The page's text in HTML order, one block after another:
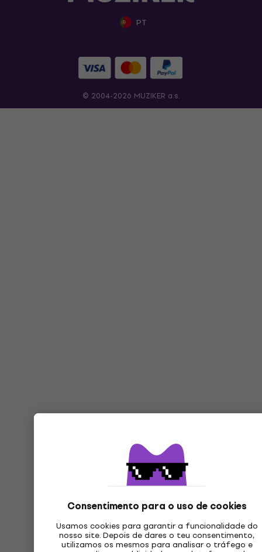
Consentimento para o uso de cookies
Usamos cookies para garantir a funcionalidade do
nosso site. Depois de dares o teu consentimento,
utilizamos os mesmos para analisar o tráfego e
PT
© 2004-2026 MUZIKER a.s.